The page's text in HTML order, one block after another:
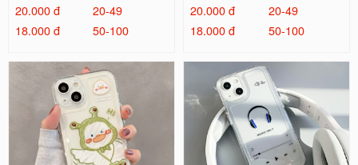
20.000 đ
20-49
18.000 đ
50-100
20.000 đ
20-49
18.000 đ
50-100